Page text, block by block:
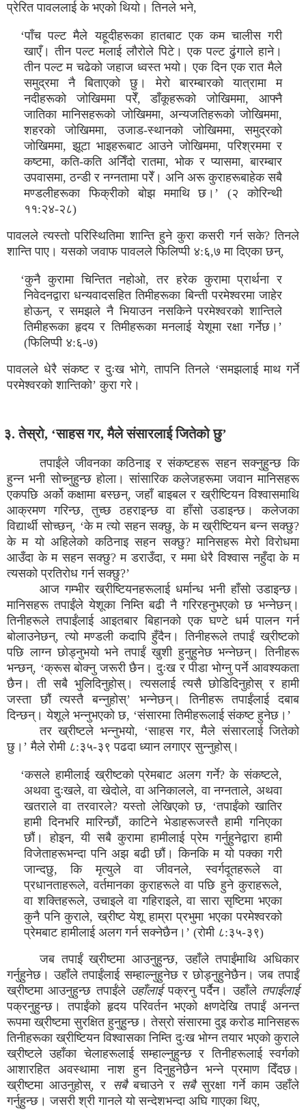
प्रेरित पावललाई के भएको थियो। तिनले भने,
‘पाँच पल्ट मैले यहूदीहरूका हातबाट एक कम चालीस गरी
खाएँ। तीन पल्ट मलाई लौरोले पिटे। एक पल्ट ढुंगाले हाने।
तीन पल्ट म चढेको जहाज ध्वस्त भयो। एक दिन एक रात मैले
समुद्रमा नै बिताएको छु। मेरो बारम्बारको यात्रामा म
नदीहरूको जोखिममा परेँ, डाँकूहरूको जोखिममा, आफ्नै
जातिका मानिसहरूको जोखिममा, अन्यजतिहरूको जोखिममा,
शहरको जोखिममा, उजाड-स्थानको जोखिममा, समुद्रको
जोखिममा, झूटा भाइहरूबाट आउने जोखिममा, परिश्रममा र
कष्टमा, कति-कति अनिँदो रातमा, भोक र प्यासमा, बारम्बार
उपवासमा, ठन्डी र नग्नतामा परेँ। अनि अरू कुराहरूबाहेक सबै
मण्डलीहरूका फिक्रीको बोझ ममाथि छ।’ (२ कोरिन्थी
११:२४-२८)
पावलले त्यस्तो परिस्थितिमा शान्ति हुने कुरा कसरी गर्न सके? तिनले
शान्ति पाए। यसको जवाफ पावलले फिलिप्पी ४:६,७ मा दिएका छन्,
‘कुनै कुरामा चिन्तित नहोओ, तर हरेक कुरामा प्रार्थना र
निवेदनद्वारा धन्यवादसहित तिमीहरूका बिन्ती परमेश्वरमा जाहेर
होऊन्, र समझले नै भियाउन नसकिने परमेश्वरको शान्तिले
तिमीहरूका हृदय र तिमीहरूका मनलाई येशूमा रक्षा गर्नेछ।’
(फिलिप्पी ४:६-७)
पावलले धेरै संकष्ट र दुःख भोगे, तापनि तिनले ‘समझलाई माथ गर्ने
परमेश्वरको शान्तिको’ कुरा गरे।
३. तेस्रो, ‘साहस गर, मैले संसारलाई जितेको छु’
तपाईंले जीवनका कठिनाइ र संकष्टहरू सहन सक्नुहुन्छ कि
हुन्न भनी सोच्नुहुन्छ होला। सांसारिक कलेजहरूमा जवान मानिसहरू
एकपछि अर्को कक्षामा बस्छन्, जहाँ बाइबल र ख्रीष्टियन विश्वासमाथि
आक्रमण गरिन्छ, तुच्छ ठहराइन्छ वा हाँसो उडाइन्छ। कलेजका
विद्यार्थी सोच्छन्, ‘के म त्यो सहन सक्छु, के म ख्रीष्टियन बन्न सक्छु?
के म यो अहिलेको कठिनाइ सहन सक्छु? मानिसहरू मेरो विरोधमा
आउँदा के म सहन सक्छु? म डराउँदा, र ममा धेरै विश्वास नहुँदा के म
त्यसको प्रतिरोध गर्न सक्छु?’
आज गम्भीर ख्रीष्टियनहरूलाई धर्मान्ध भनी हाँसो उडाइन्छ।
मानिसहरू तपाईंले येशूका निम्ति बढी नै गरिरहनुभएको छ भन्नेछन्।
तिनीहरूले तपाईंलाई आइतबार बिहानको एक घण्टे धर्म पालन गर्न
बोलाउनेछन्, त्यो मण्डली कदापि हुँदैन। तिनीहरूले तपाईं ख्रीष्टको
पछि लाग्न छोड्नुभयो भने तपाईं खुशी हुनुहुनेछ भन्नेछन्। तिनीहरू
भन्छन्, ‘क्रूस बोक्नु जरूरी छैन। दुःख र पीडा भोग्नु पर्ने आवश्यकता
छैन। ती सबै भुलिदिनुहोस्। त्यसलाई त्यसै छोडिदिनुहोस् र हामी
जस्ता छौं त्यस्तै बन्नुहोस्’ भन्नेछन्। तिनीहरू तपाईंलाई दबाब
दिन्छन्। येशूले भन्नुभएको छ, ‘संसारमा तिमीहरूलाई संकष्ट हुनेछ।’
तर ख्रीष्टले भन्नुभयो, ‘साहस गर, मैले संसारलाई जितेको
छु।’ मैले रोमी ८:३५-३९ पढदा ध्यान लगाएर सुन्नुहोस्।
‘कसले हामीलाई ख्रीष्टको प्रेमबाट अलग गर्ने? के संकष्टले,
अथवा दुःखले, वा खेदोले, वा अनिकालले, वा नग्नताले, अथवा
खतराले वा तरवारले? यस्तो लेखिएको छ, ‘तपाईंको खातिर
हामी दिनभरि मारिन्छौं, काटिने भेडाहरूजस्तै हामी गनिएका
छौं। होइन, यी सबै कुरामा हामीलाई प्रेम गर्नुहुनेद्वारा हामी
विजेताहरूभन्दा पनि अझ बढी छौं। किनकि म यो पक्का गरी
जान्दछु, कि मृत्युले वा जीवनले, स्वर्गदूतहरूले वा
प्रधानताहरूले, वर्तमानका कुराहरूले वा पछि हुने कुराहरूले,
वा शक्तिहरूले, उचाइले वा गहिराइले, वा सारा सृष्टिमा भएका
कुनै पनि कुराले, ख्रीष्ट येशू हाम्रा प्रभुमा भएका परमेश्वरको
प्रेमबाट हामीलाई अलग गर्न सक्नेछैन।’ (रोमी ८:३५-३९)
जब तपाईं ख्रीष्टमा आउनुहुन्छ, उहाँले तपाईंमाथि अधिकार
गर्नुहुनेछ। उहाँले तपाईंलाई सम्हाल्नुहुनेछ र छोड्नुहुनेछैन। जब तपाईं
ख्रीष्टमा आउनुहुन्छ तपाईंले उहाँलाईपक्रनु पर्दैन। उहाँले तपाईंलाई
पक्रनुहुन्छ। तपाईंको हृदय परिवर्तन भएको क्षणदेखि तपाईं अनन्त
रूपमा ख्रीष्टमा सुरक्षित हुनुहुन्छ। तेस्रो संसारमा दुइ करोड मानिसहरू
तिनीहरूका ख्रीष्टियन विश्वासका निम्ति दुःख भोग्न तयार भएको कुराले
ख्रीष्टले उहाँका चेलाहरूलाई सम्हाल्नुहुन्छ र तिनीहरूलाई स्वर्गको
आशारहित अवस्थामा नाश हुन दिनुहुनेछैन भन्ने प्रमाण दिँदछ।
ख्रीष्टमा आउनुहोस्, र सबैबचाउने र सबैसुरक्षा गर्ने काम उहाँले
गर्नुहुन्छ। जसरी श्री गानले यो सन्देशभन्दा अघि गाएका थिए,